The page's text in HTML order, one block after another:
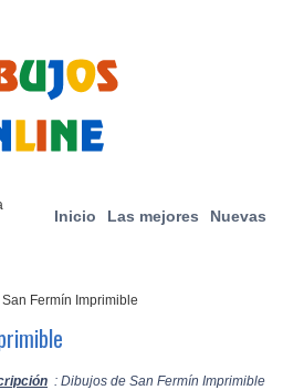
Inicio Las mejores Nuevas
San Fermín Imprimible
: Dibujos de San Fermín Imprimible